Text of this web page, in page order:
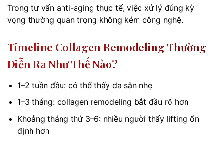
Trong tư vấn anti-aging thực tế, việc xử lý đúng kỳ
vọng thường quan trọng không kém công nghệ.
Timeline Collagen Remodeling Thường
Diễn Ra Như Thế Nào?
1–2 tuần đầu: có thể thấy da săn nhẹ
1–3 tháng: collagen remodeling bắt đầu rõ hơn
Khoảng tháng thứ 3–6: nhiều người thấy lifting ổn
định hơn